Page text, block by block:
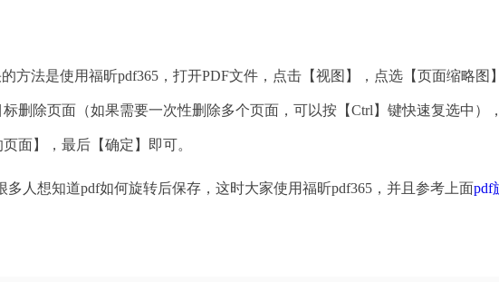
法是使用福昕pdf365，打开PDF文件，点击【视图】，点选【页面缩略图
删除页面（如果需要一次性删除多个页面，可以按【Ctrl】键快速复选中）
面】，最后【确定】即可。
想知道pdf如何旋转后保存，这时大家使用福昕pdf365，并且参考上面pdf